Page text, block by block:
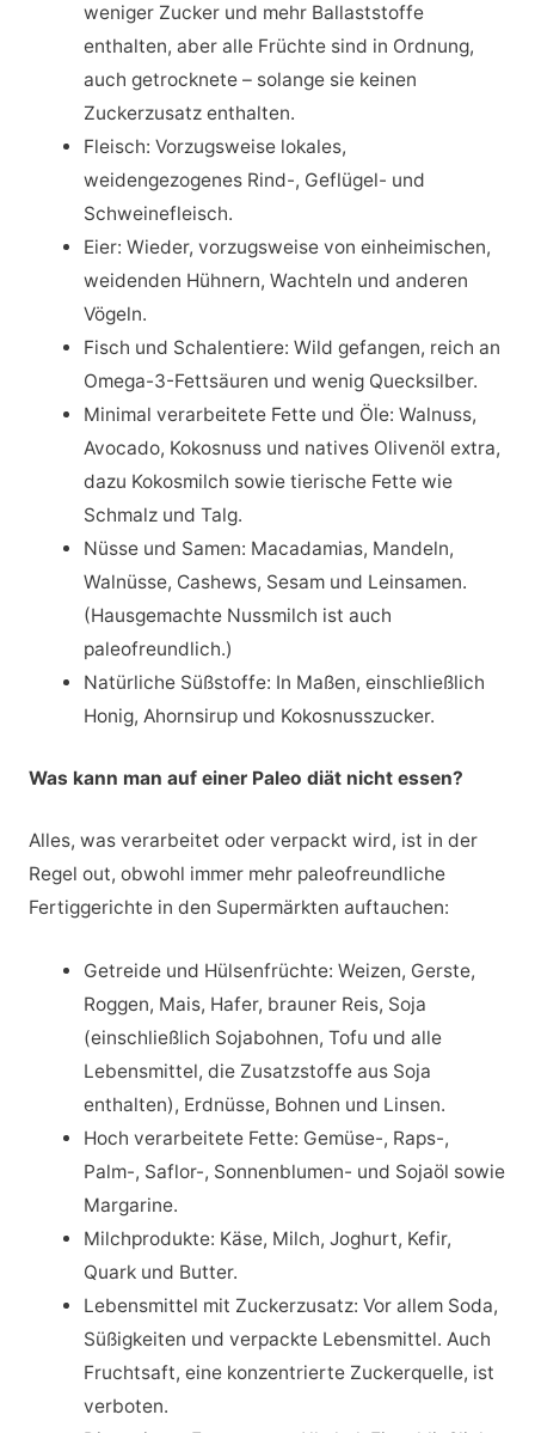
weniger Zucker und mehr Ballaststoffe
enthalten, aber alle Früchte sind in Ordnung,
auch getrocknete – solange sie keinen
Zuckerzusatz enthalten.
Fleisch: Vorzugsweise lokales,
weidengezogenes Rind-, Geflügel- und
Schweinefleisch.
Eier: Wieder, vorzugsweise von einheimischen,
weidenden Hühnern, Wachteln und anderen
Vögeln.
Fisch und Schalentiere: Wild gefangen, reich an
Omega-3-Fettsäuren und wenig Quecksilber.
Minimal verarbeitete Fette und Öle: Walnuss,
Avocado, Kokosnuss und natives Olivenöl extra,
dazu Kokosmilch sowie tierische Fette wie
Schmalz und Talg.
Nüsse und Samen: Macadamias, Mandeln,
Walnüsse, Cashews, Sesam und Leinsamen.
(Hausgemachte Nussmilch ist auch
paleofreundlich.)
Natürliche Süßstoffe: In Maßen, einschließlich
Honig, Ahornsirup und Kokosnusszucker.
Was kann man auf einer Paleo diät nicht essen?
Alles, was verarbeitet oder verpackt wird, ist in der
Regel out, obwohl immer mehr paleofreundliche
Fertiggerichte in den Supermärkten auftauchen:
Getreide und Hülsenfrüchte: Weizen, Gerste,
Roggen, Mais, Hafer, brauner Reis, Soja
(einschließlich Sojabohnen, Tofu und alle
Lebensmittel, die Zusatzstoffe aus Soja
enthalten), Erdnüsse, Bohnen und Linsen.
Hoch verarbeitete Fette: Gemüse-, Raps-,
Palm-, Saflor-, Sonnenblumen- und Sojaöl sowie
Margarine.
Milchprodukte: Käse, Milch, Joghurt, Kefir,
Quark und Butter.
Lebensmittel mit Zuckerzusatz: Vor allem Soda,
Süßigkeiten und verpackte Lebensmittel. Auch
Fruchtsaft, eine konzentrierte Zuckerquelle, ist
verboten.